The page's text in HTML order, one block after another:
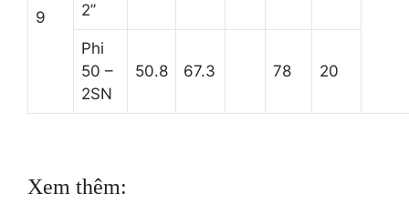
9
2’’
Phi
50 –
2SN
50.8 67.3 78 20
Xem thêm: